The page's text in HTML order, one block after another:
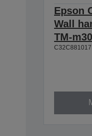
Epson
Wall
TM-
C32C881017